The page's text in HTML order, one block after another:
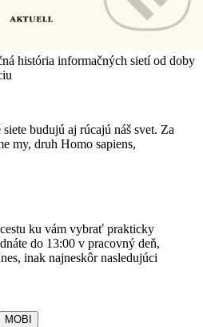
história informačných sietí od doby
budujú aj rúcajú náš svet. Za
my, druh Homo sapiens,
ku vám vybrať prakticky
do 13:00 v pracovný deň,
inak najneskôr nasledujúci
MOBI